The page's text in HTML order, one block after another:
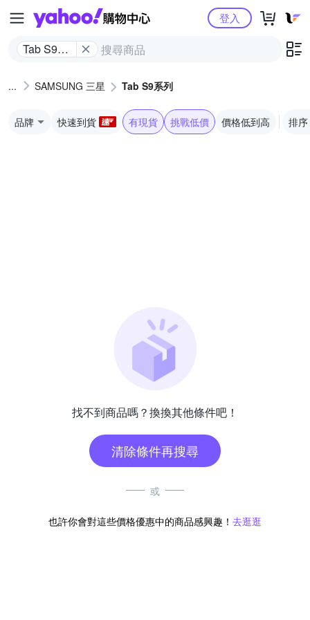
Yahoo購物中心
Tab S9系
登入
SAMSUNG 三星 Tab S9系列
品牌 快速到貨 有現貨 挑戰低價 價格低到高 排序
找不到商品嗎？換換其他條件吧！
清除條件再搜尋
或
也許你會對這些價格優惠中的商品感興趣！ 去逛逛